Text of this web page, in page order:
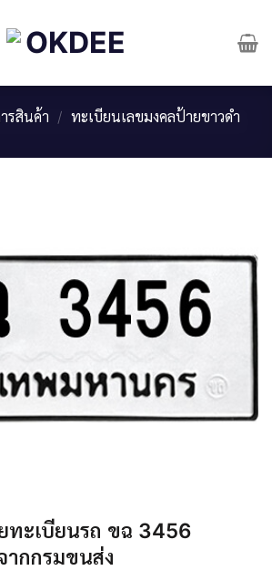
รสินค้า / ทะเบียนเลขมงคลป้ายขาวดำ
ทะเบียนรถ ขฉ 3456
ากกรมขนส่ง